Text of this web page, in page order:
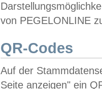
von PEGELONLINE
QR-Codes
Auf der
Seite anzeigen" ein